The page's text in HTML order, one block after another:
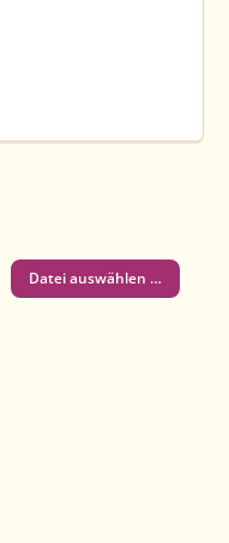
Datei auswählen …